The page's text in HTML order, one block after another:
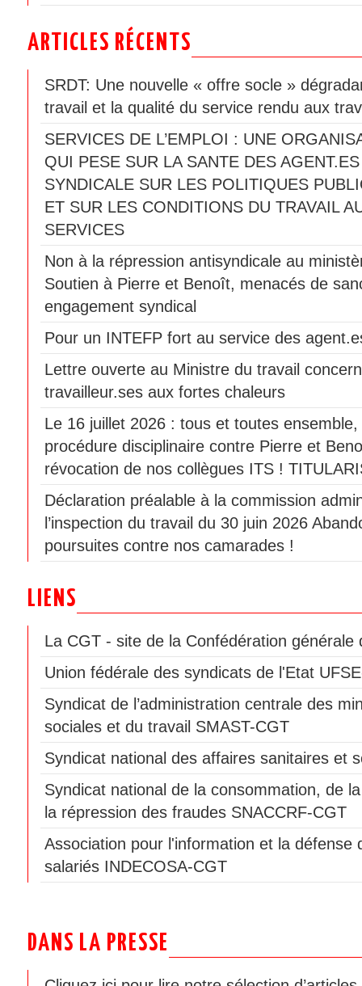
ARTICLES RÉCENTS
SRDT: Une nouvelle « offre socle »
travail et la qualité du service rendu aux
SERVICES DE L’EMPLOI : UNE
QUI PESE SUR LA SANTE DES
SYNDICALE SUR LES POLITIQUES
ET SUR LES CONDITIONS DU TRAVAIL
SERVICES
Non à la répression antisyndicale au
Soutien à Pierre et Benoît, menacés de
engagement syndical
Pour un INTEFP fort au service des
Lettre ouverte au Ministre du travail
travailleur.ses aux fortes chaleurs
Le 16 juillet 2026 : tous et toutes
procédure disciplinaire contre Pierre et
révocation de nos collègues ITS !
Déclaration préalable à la commission
l’inspection du travail du 30 juin 2026
poursuites contre nos camarades !
LIENS
La CGT - site de la Confédération générale
Union fédérale des syndicats de l'Etat
Syndicat de l’administration centrale des
sociales et du travail SMAST-CGT
Syndicat national des affaires sanitaires et
Syndicat national de la consommation, de
la répression des fraudes SNACCRF-CGT
Association pour l'information et la défense
salariés INDECOSA-CGT
DANS LA PRESSE